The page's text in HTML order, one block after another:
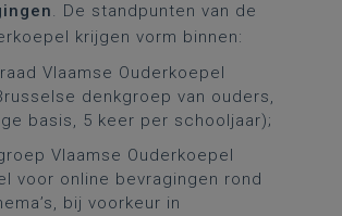
. De standpunten van de
krijgen vorm binnen:
Vlaamse Ouderkoepel
denkgroep van ouders,
basis, 5 keer per schooljaar);
Vlaamse Ouderkoepel
voor online bevragingen rond
bij voorkeur in